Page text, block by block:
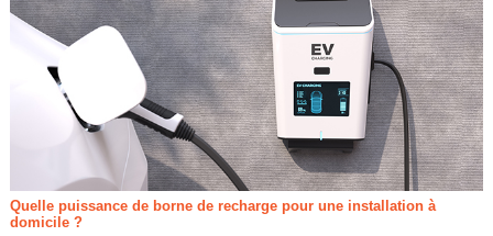
Quelle puissance de borne de recharge pour une installation à
domicile ?